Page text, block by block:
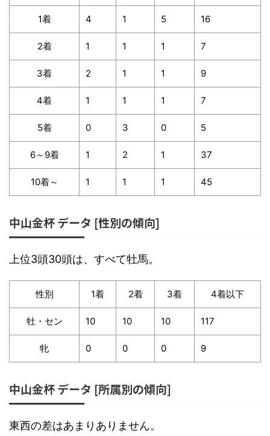
1着 4 1 5 16
2着 1 1 1 7
3着 2 1 1 9
4着 1 1 1 7
5着 0 3 0 5
6～9着 1 2 1 37
10着～ 1 1 1 45
中山金杯 データ [性別の傾向]
上位3頭30頭は、すべて牡馬。
性別 1着 2着 3着 4着以下
牡・セン 10 10 10 117
牝 0 0 0 9
中山金杯 データ [所属別の傾向]
東西の差はあまりありません。